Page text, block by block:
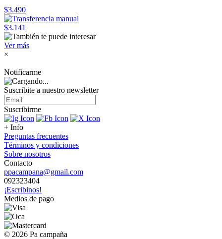
$3.490
$3.141
Ver más
×
Notificarme
Suscribite a nuestro newsletter
Suscribirme
+ Info
Preguntas frecuentes
Términos y condiciones
Sobre nosotros
Contacto
ppacampana@gmail.com
092323404
¡Escribinos!
Medios de pago
© 2026 Pa campaña